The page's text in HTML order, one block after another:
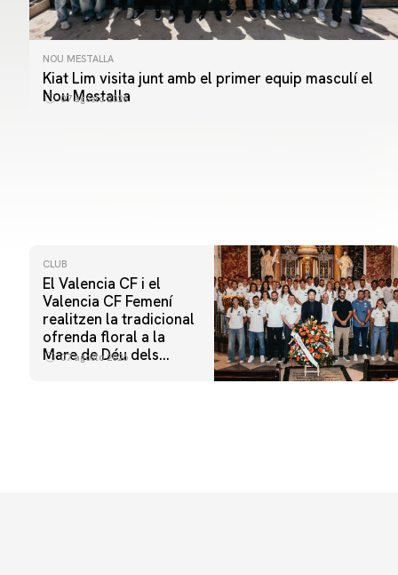
NOU MESTALLA
Kiat Lim visita junt amb el primer equip masculí el
Nou Mestalla
07 agosto 2026
CLUB
El Valencia CF i el
Valencia CF Femení
realitzen la tradicional
ofrenda floral a la
Mare de Déu dels
07 agosto 2026